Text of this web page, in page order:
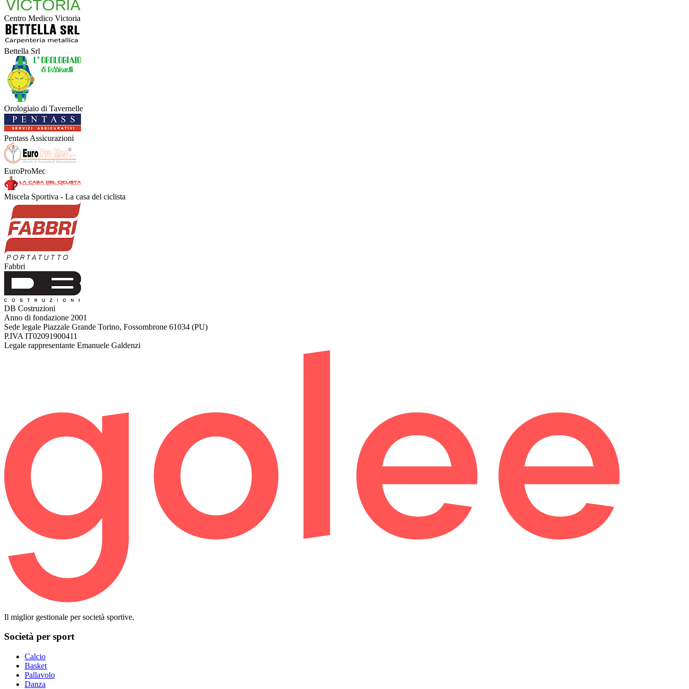
Centro Medico Victoria
Bettella Srl
Orologiaio di Tavernelle
Pentass Assicurazioni
EuroProMec
Miscela Sportiva - La casa del ciclista
Fabbri
DB Costruzioni
Anno di fondazione 2001
Sede legale Piazzale Grande Torino, Fossombrone 61034 (PU)
P.IVA IT02091900411
Legale rappresentante Emanuele Galdenzi
Il miglior gestionale per società sportive.
Società per sport
Calcio
Basket
Pallavolo
Danza